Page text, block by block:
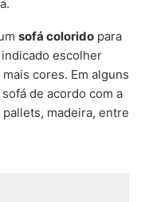
sofá colorido para
escolher
cores. Em alguns
de acordo com a
madeira, entre